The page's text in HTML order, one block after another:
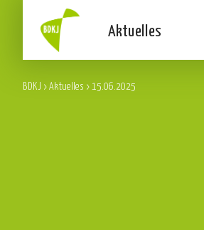
Aktuelles
BDKJ >Aktuelles > 15.06.2025